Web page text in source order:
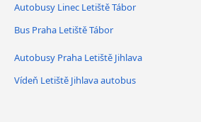
Autobusy Linec Letiště Tábor
Bus Praha Letiště Tábor
Autobusy Praha Letiště Jihlava
Vídeň Letiště Jihlava autobus